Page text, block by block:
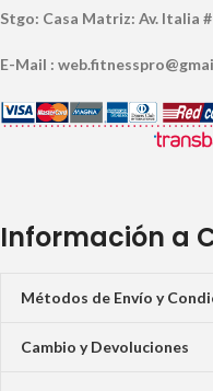
Stgo: Casa Matriz: Av. Italia
E-Mail :
Información a
Métodos de Envío y
Cambio y Devoluciones